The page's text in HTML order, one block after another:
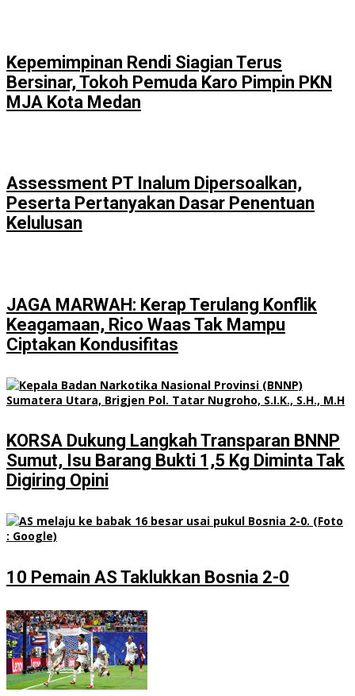
Kepemimpinan Rendi Siagian Terus
Bersinar, Tokoh Pemuda Karo Pimpin PKN
MJA Kota Medan
Assessment PT Inalum Dipersoalkan,
Peserta Pertanyakan Dasar Penentuan
Kelulusan
JAGA MARWAH: Kerap Terulang Konflik
Keagamaan, Rico Waas Tak Mampu
Ciptakan Kondusifitas
KORSA Dukung Langkah Transparan BNNP
Sumut, Isu Barang Bukti 1,5 Kg Diminta Tak
Digiring Opini
10 Pemain AS Taklukkan Bosnia 2-0